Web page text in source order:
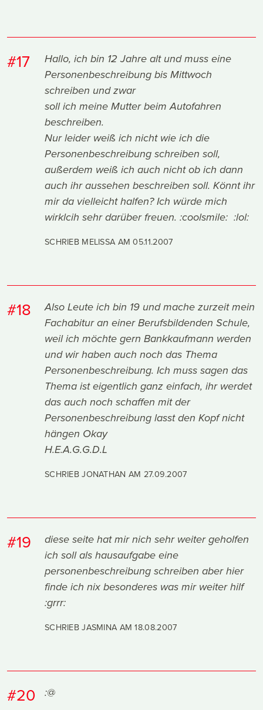
#17
Hallo, ich bin 12 Jahre alt und muss eine
Personenbeschreibung bis Mittwoch
schreiben und zwar
soll ich meine Mutter beim Autofahren
beschreiben.
Nur leider weiß ich nicht wie ich die
Personenbeschreibung schreiben soll,
außerdem weiß ich auch nicht ob ich dann
auch ihr aussehen beschreiben soll. Könnt ihr
mir da vielleicht halfen? Ich würde mich
wirklcih sehr darüber freuen. :coolsmile: :lol:
SCHRIEB MELISSA AM05.11.2007
#18
Also Leute ich bin 19 und mache zurzeit mein
Fachabitur an einer Berufsbildenden Schule,
weil ich möchte gern Bankkaufmann werden
und wir haben auch noch das Thema
Personenbeschreibung. Ich muss sagen das
Thema ist eigentlich ganz einfach, ihr werdet
das auch noch schaffen mit der
Personenbeschreibung lasst den Kopf nicht
hängen Okay
H.E.A.G.G.D.L
SCHRIEB JONATHAN AM 27.09.2007
#19
diese seite hat mir nich sehr weiter geholfen
ich soll als hausaufgabe eine
personenbeschreibung schreiben aber hier
finde ich nix besonderes was mir weiter hilf
:grrr:
SCHRIEB JASMINA AM18.08.2007
#20 :@